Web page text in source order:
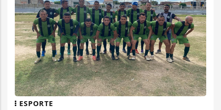
ESPORTE